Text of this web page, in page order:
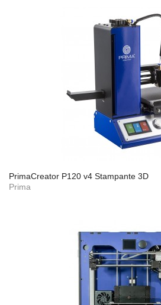
PrimaCreator P120 v4 Stampante 3D
Prima